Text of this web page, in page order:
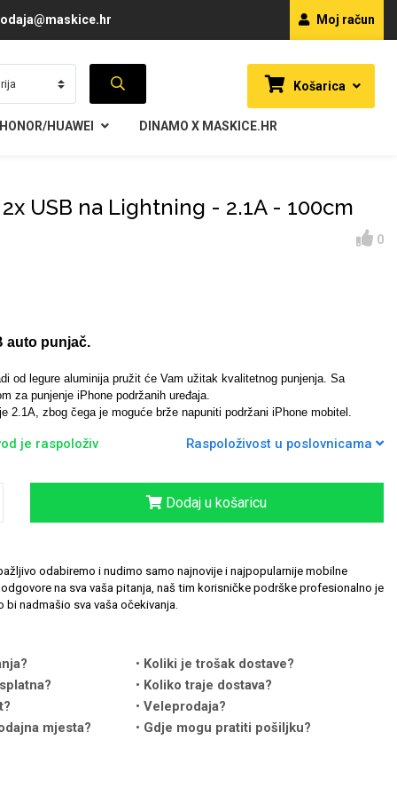
Moj račun
Košarica
HUAWEI DINAMO X MASKICE.HR
USB na Lightning - 2.1A - 100cm
0
auto punjač.
od legure aluminija pružit će Vam užitak kvalitetnog punjenja. Sa
za punjenje iPhone podržanih uređaja.
2.1A, zbog čega je moguće brže napuniti podržani iPhone mobitel.
je raspoloživ Raspoloživost u poslovnicama
Dodaj u košaricu
odabiremo i nudimo samo najnovije i najpopularnije mobilne
na sva vaša pitanja, naš tim korisničke podrške profesionalno je
nadmašio sva vaša očekivanja.
Koliki je trošak dostave?
Koliko traje dostava?
Veleprodaja?
mjesta?
Gdje mogu pratiti pošiljku?